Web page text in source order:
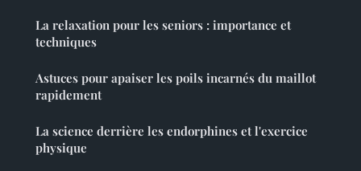
La relaxation pour les seniors : importance et
techniques
Astuces pour apaiser les poils incarnés du maillot
rapidement
La science derrière les endorphines et l'exercice
physique